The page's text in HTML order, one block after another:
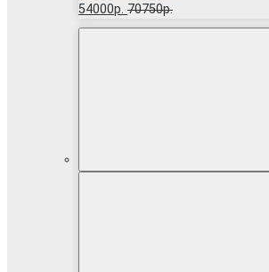
54000р. 70750р.